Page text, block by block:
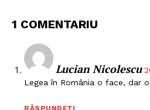
1 COMENTARIU
Lucian Nicolescu
Legea în România o face, dar